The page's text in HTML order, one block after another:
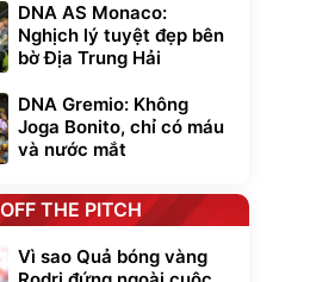
DNA AS Monaco:
Nghịch lý tuyệt đẹp bên
bờ Địa Trung Hải
DNA Gremio: Không
Joga Bonito, chỉ có máu
và nước mắt
OFF THE PITCH
Vì sao Quả bóng vàng